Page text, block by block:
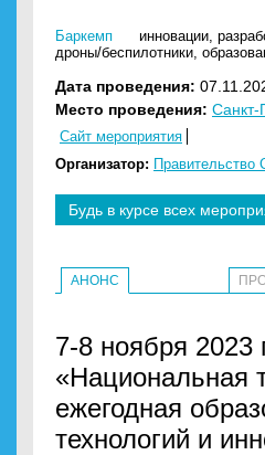
Баркемп инновации,
дроны/беспилотники,
Дата проведения:
Место проведения: Санкт-
Сайт мероприятия
Организатор: Правительство
Будь в курсе всех
АНОНС
7-8 ноября 2023
«Национальная
ежегодная
технологий и